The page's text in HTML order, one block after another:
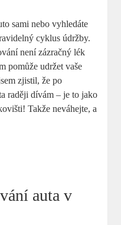
sami nebo vyhledáte
cyklus údržby.
není zázračný lék
pomůže udržet vaše
zjistil, že po
raději dívám – je to jako
Takže neváhejte, a
auta v